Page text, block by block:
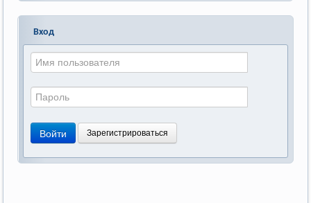
Вход
Войти Зарегистрироваться